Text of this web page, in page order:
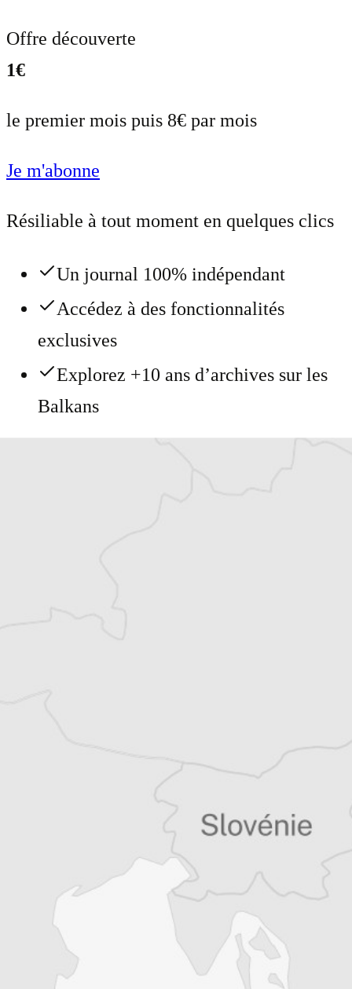
Offre découverte
1€
le premier mois puis 8€ par mois
Je m'abonne
Résiliable à tout moment en quelques clics
Un journal 100% indépendant
Accédez à des fonctionnalités
exclusives
Explorez +10 ans d’archives sur les
Balkans